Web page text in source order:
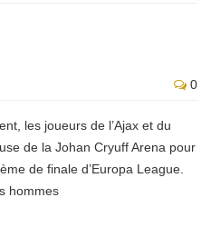
0
les joueurs de l’Ajax et du
de la Johan Cryuff Arena pour
de finale d’Europa League.
hommes